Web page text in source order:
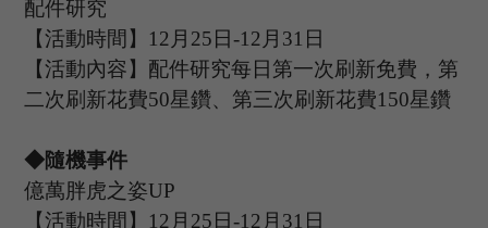
配件研究
【活動時間】 12 月 25日-12 月 31 日
【活動內容】配件研究每日第一次刷新免費，第
二次刷新花費50星鑽、第三次刷新花費150星鑽
◆隨機事件
億萬胖虎之姿UP
【活動時間】 12 月 25日-12 月 31 日